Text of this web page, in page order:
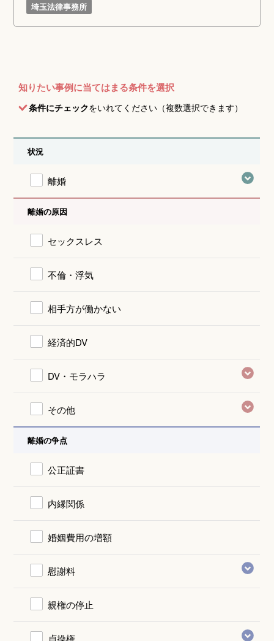
埼玉法律事務所
知りたい事例に当てはまる条件を選択
条件にチェックをいれてください（複数選択できます）
状況
離婚
離婚の原因
セックスレス
不倫・浮気
相手方が働かない
経済的DV
DV・モラハラ
その他
離婚の争点
公正証書
内縁関係
婚姻費用の増額
慰謝料
親権の停止
貞操権